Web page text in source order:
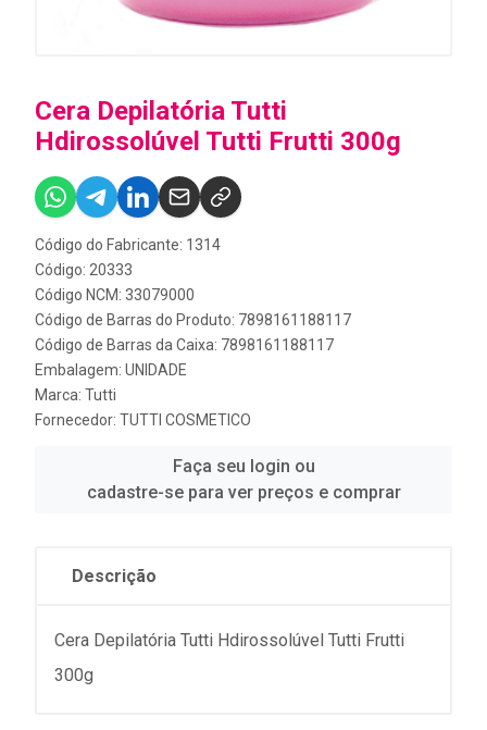
Cera Depilatória Tutti
Hdirossolúvel Tutti Frutti 300g
Código do Fabricante: 1314
Código: 20333
Código NCM: 33079000
Código de Barras do Produto: 7898161188117
Código de Barras da Caixa: 7898161188117
Embalagem: UNIDADE
Marca: Tutti
Fornecedor: TUTTI COSMETICO
Faça seu login ou
cadastre-se para ver preços e comprar
Descrição
Cera Depilatória Tutti Hdirossolúvel Tutti Frutti
300g